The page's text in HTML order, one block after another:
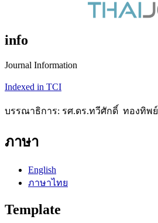
info
Journal Information
Indexed in TCI
บรรณาธิการ: รศ.ดร.ทวีศักดิ์ ทองทิพย์
ภาษา
English
ภาษาไทย
Template